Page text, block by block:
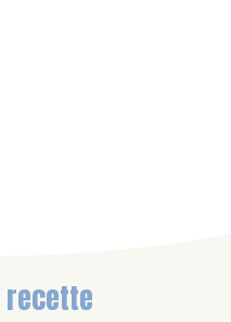
recette